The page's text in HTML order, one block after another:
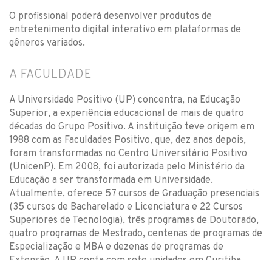
O profissional poderá desenvolver produtos de
entretenimento digital interativo em plataformas de
gêneros variados.
A FACULDADE
A Universidade Positivo (UP) concentra, na Educação
Superior, a experiência educacional de mais de quatro
décadas do Grupo Positivo. A instituição teve origem em
1988 com as Faculdades Positivo, que, dez anos depois,
foram transformadas no Centro Universitário Positivo
(UnicenP). Em 2008, foi autorizada pelo Ministério da
Educação a ser transformada em Universidade.
Atualmente, oferece 57 cursos de Graduação presenciais
(35 cursos de Bacharelado e Licenciatura e 22 Cursos
Superiores de Tecnologia), três programas de Doutorado,
quatro programas de Mestrado, centenas de programas de
Especialização e MBA e dezenas de programas de